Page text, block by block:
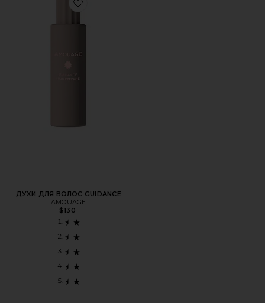
Favorite ДУХИ ДЛЯ ВОЛОС GUIDANCE
ДУХИ ДЛЯ ВОЛОС GUIDANCE
AMOUAGE
$130